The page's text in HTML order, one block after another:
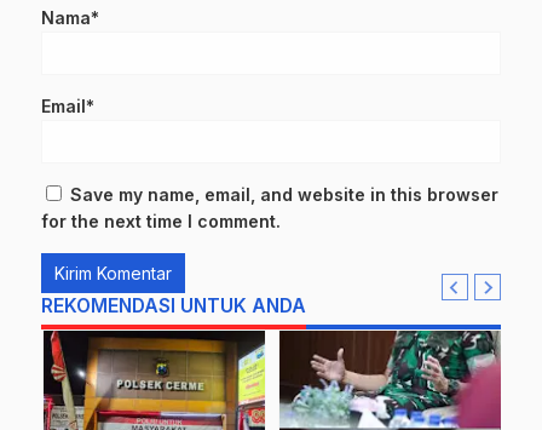
Nama*
Email*
Save my name, email, and website in this browser
for the next time I comment.
REKOMENDASI UNTUK ANDA